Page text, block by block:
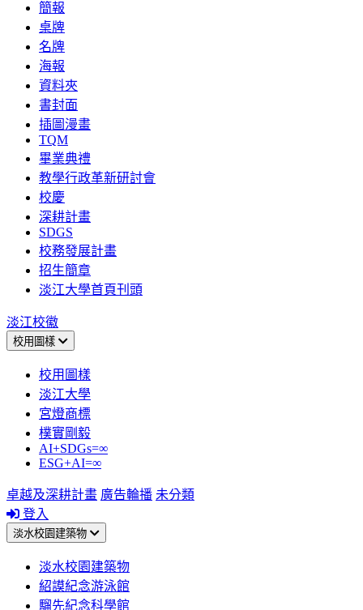
簡報
桌牌
名牌
海報
資料夾
書封面
插圖漫畫
TQM
畢業典禮
教學行政革新研討會
校慶
深耕計畫
SDGS
校務發展計畫
招生簡章
淡江大學首頁刊頭
淡江校徽
校用圖樣
校用圖樣
淡江大學
宮燈商標
樸實剛毅
AI+SDGs=∞
ESG+AI=∞
卓越及深耕計畫 廣告輪播 未分類
登入
淡水校園建築物
淡水校園建築物
紹謨紀念游泳館
騮先紀念科學館